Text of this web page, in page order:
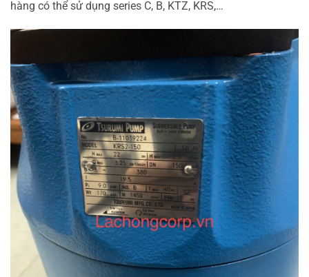
hàng có thể sử dụng series C, B, KTZ, KRS,…